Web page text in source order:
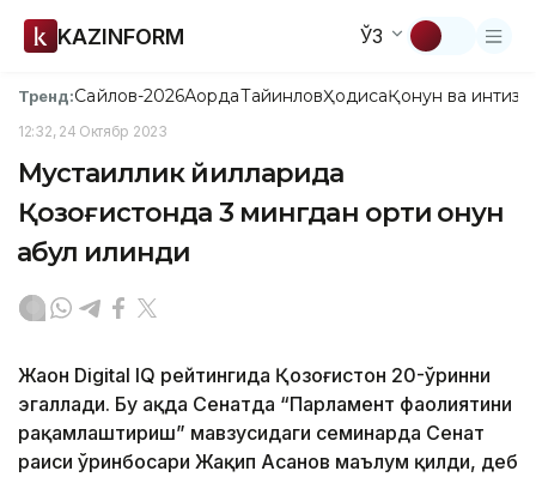
KAZINFORM ЎЗ
Тренд:Сайлов-2026АқордаТайинловҲодисаҚонун ва
12:32, 24 Октябр 2023
Мустақиллик йилларида
Қозоғистонда 3 мингдан ортиқ қонун
қабул қилинди
Жаҳон Digital IQ рейтингида Қозоғистон 20-ўринни
эгаллади. Бу ҳақда Сенатда “Парламент фаолиятини
рақамлаштириш” мавзусидаги семинарда Сенат
раиси ўринбосари Жақип Асанов маълум қилди, деб